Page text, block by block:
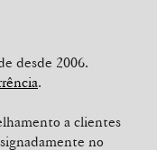
desde 2006.
.
a clientes
no